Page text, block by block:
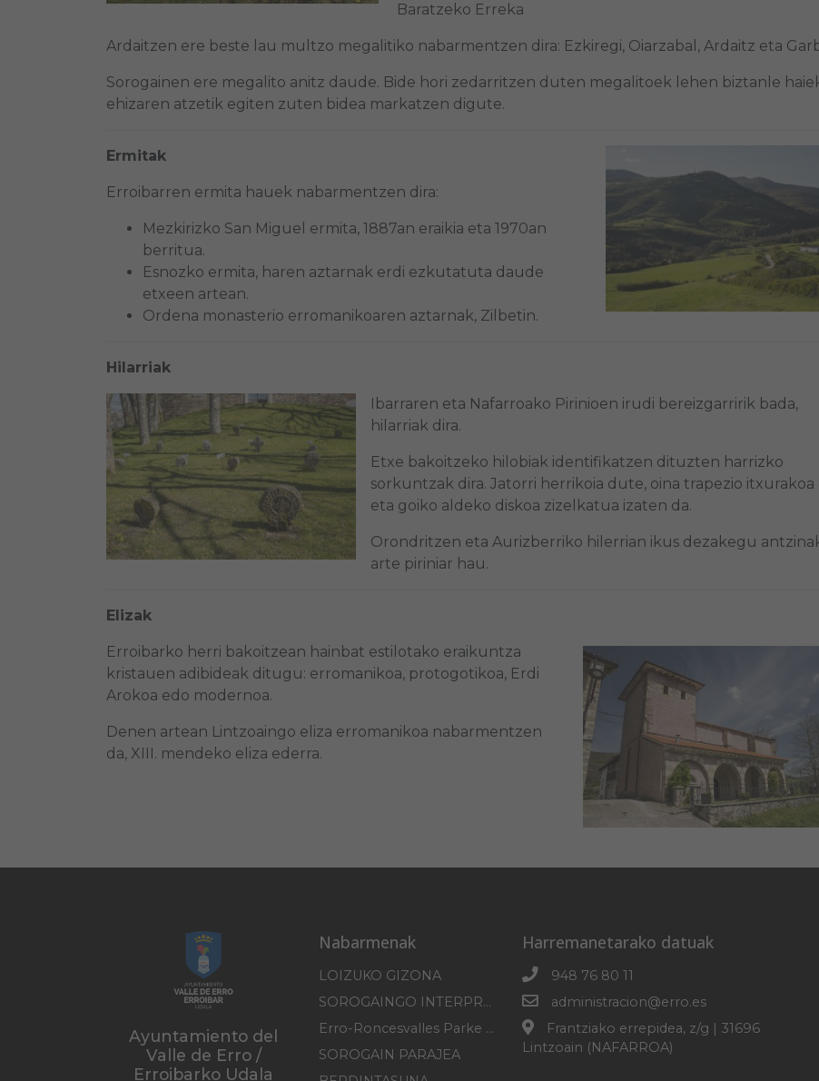
Baratzeko Erreka
Ardaitzen ere beste lau multzo megalitiko nabarmentzen dira: Ezkiregi, Oiarzabal, Ardaitz eta
Sorogainen ere megalito anitz daude. Bide hori zedarritzen duten megalitoek lehen biztanle
ehizaren atzetik egiten zuten bidea markatzen digute.
Ermitak
Erroibarren ermita hauek nabarmentzen dira:
Mezkirizko San Miguel ermita, 1887an eraikia eta 1970an
berritua.
Esnozko ermita, haren aztarnak erdi ezkutatuta daude
etxeen artean.
Ordena monasterio erromanikoaren aztarnak, Zilbetin.
Hilarriak
Ibarraren eta Nafarroako Pirinioen irudi bereizgarririk bada,
hilarriak dira.
Etxe bakoitzeko hilobiak identifikatzen dituzten harrizko
sorkuntzak dira. Jatorri herrikoia dute, oina trapezio itxurakoa
eta goiko aldeko diskoa zizelkatua izaten da.
Orondritzen eta Aurizberriko hilerrian ikus dezakegu
arte piriniar hau.
Elizak
Erroibarko herri bakoitzean hainbat estilotako eraikuntza
kristauen adibideak ditugu: erromanikoa, protogotikoa, Erdi
Arokoa edo modernoa.
Denen artean Lintzoaingo eliza erromanikoa nabarmentzen
da, XIII. mendeko eliza ederra.
Ayuntamiento del
Valle de Erro /
Erroibarko Udala
Nabarmenak
LOIZUKO GIZONA
SOROGAINGO INTERPRETAZIO ZENTROA
Erro-Roncesvalles Parke Mikologikoa
SOROGAIN PARAJEA
Harremanetarako datuak
948 76 80 11
administracion@erro.es
Frantziako errepidea, z/g | 31696
Lintzoain (NAFARROA)